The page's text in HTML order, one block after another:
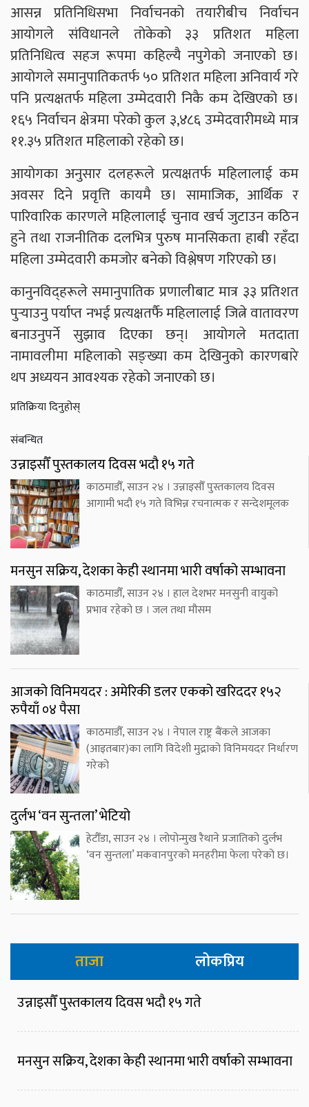
आसन्न प्रतिनिधिसभा निर्वाचनको तयारीबीच निर्वाचन
आयोगले संविधानले तोकेको ३३ प्रतिशत महिला
प्रतिनिधित्व सहज रूपमा कहिल्यै नपुगेको जनाएको छ।
आयोगले समानुपातिकतर्फ ५० प्रतिशत महिला अनिवार्य गरे
पनि प्रत्यक्षतर्फ महिला उम्मेदवारी निकै कम देखिएको छ।
१६५ निर्वाचन क्षेत्रमा परेको कुल ३,४८६ उम्मेदवारीमध्ये मात्र
११.३५ प्रतिशत महिलाको रहेको छ।
आयोगका अनुसार दलहरूले प्रत्यक्षतर्फ महिलालाई कम
अवसर दिने प्रवृत्ति कायमै छ। सामाजिक, आर्थिक र
पारिवारिक कारणले महिलालाई चुनाव खर्च जुटाउन कठिन
हुने तथा राजनीतिक दलभित्र पुरुष मानसिकता हाबी रहँदा
महिला उम्मेदवारी कमजोर बनेको विश्लेषण गरिएको छ।
कानुनविद्हरूले समानुपातिक प्रणालीबाट मात्र ३३ प्रतिशत
पुर्‍याउनु पर्याप्त नभई प्रत्यक्षतर्फै महिलालाई जित्ने वातावरण
बनाउनुपर्ने सुझाव दिएका छन्। आयोगले मतदाता
नामावलीमा महिलाको सङ्ख्या कम देखिनुको कारणबारे
थप अध्ययन आवश्यक रहेको जनाएको छ।
प्रतिक्रिया दिनुहोस्
संबन्धित
उन्नाइसौँ पुस्तकालय दिवस भदौ १५ गते
काठमाडौँ, साउन २४ । उन्नाइसौँ पुस्तकालय दिवस
आगामी भदौ १५ गते विभिन्न रचनात्मक र सन्देशमूलक
मनसुन सक्रिय, देशका केही स्थानमा भारी वर्षाको सम्भावना
काठमाडौँ, साउन २४ । हाल देशभर मनसुनी वायुको
प्रभाव रहेको छ । जल तथा मौसम
आजको विनिमयदर : अमेरिकी डलर एकको खरिददर १५२
रुपैयाँ ०४ पैसा
काठमाडौँ, साउन २४ । नेपाल राष्ट्र बैंकले आजका
(आइतबार)का लागि विदेशी मुद्राको विनिमयदर निर्धारण
गरेको
दुर्लभ ‘वन सुन्तला’ भेटियो
हेटौँडा, साउन २४ । लोपोन्मुख रैथाने प्रजातिको दुर्लभ
‘वन सुन्तला’ मकवानपुरको मनहरीमा फेला परेको छ।
ताजा लोकप्रिय
उन्नाइसौँ पुस्तकालय दिवस भदौ १५ गते
मनसुन सक्रिय, देशका केही स्थानमा भारी वर्षाको सम्भावना